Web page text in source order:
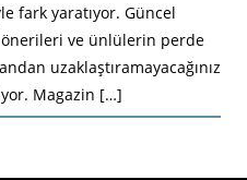
fark yaratıyor. Güncel
ve ünlülerin perde
uzaklaştıramayacağınız
Magazin […]